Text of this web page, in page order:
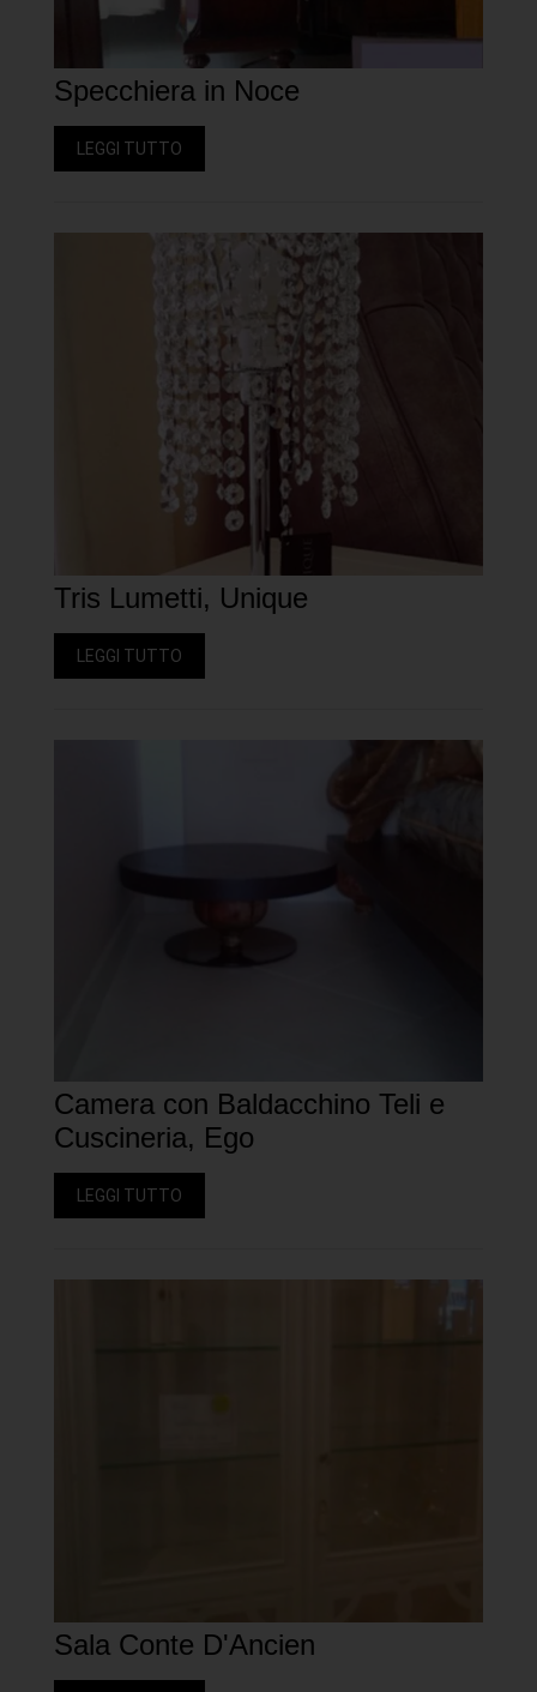
Specchiera in Noce
LEGGI TUTTO
Tris Lumetti, Unique
LEGGI TUTTO
Camera con Baldacchino Teli e
Cuscineria, Ego
LEGGI TUTTO
Sala Conte D'Ancien